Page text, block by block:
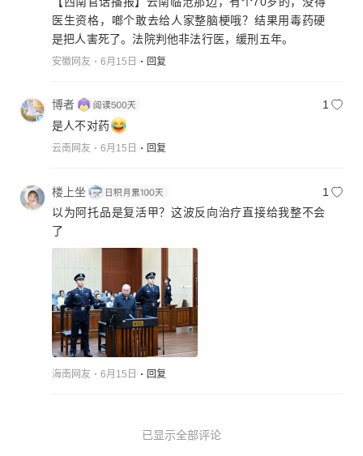
医生资格，啷个敢去给人家整脑梗哦？结果用毒药硬
是把人害死了。法院判他非法行医，缓刑五年。
安徽网友 6月15日 回复
博者
1
是人不对药
云南网友 6月15日 回复
楼上坐
1
以为阿托品是复活甲？这波反向治疗直接给我整不会
了
海南网友 6月15日 回复
已显示全部评论